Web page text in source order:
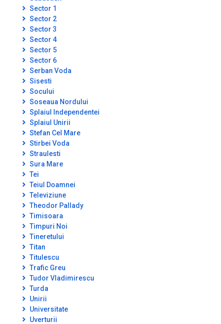
Sector 1
Sector 2
Sector 3
Sector 4
Sector 5
Sector 6
Serban Voda
Sisesti
Socului
Soseaua Nordului
Splaiul Independentei
Splaiul Unirii
Stefan Cel Mare
Stirbei Voda
Straulesti
Sura Mare
Tei
Teiul Doamnei
Televiziune
Theodor Pallady
Timisoara
Timpuri Noi
Tineretului
Titan
Titulescu
Trafic Greu
Tudor Vladimirescu
Turda
Unirii
Universitate
Uverturii